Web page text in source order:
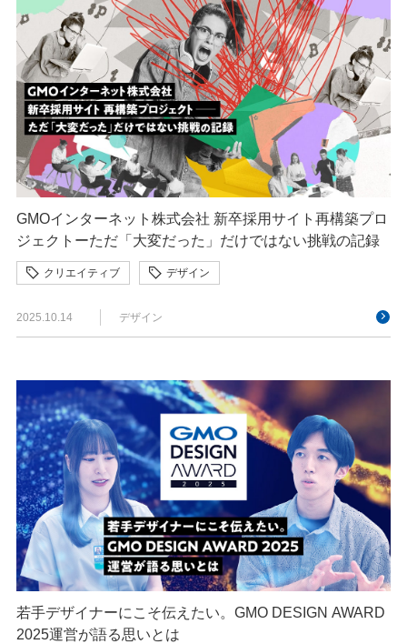
GMOインターネット株式会社 新卒採用サイト再構築プロ
ジェクトーただ「大変だった」だけではない挑戦の記録
クリエイティブ デザイン
2025.10.14 デザイン
若手デザイナーにこそ伝えたい。GMO DESIGN AWARD
2025運営が語る思いとは